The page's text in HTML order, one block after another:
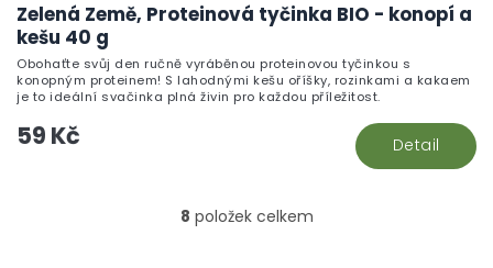
Zelená Země, Proteinová tyčinka BIO - konopí a
kešu 40 g
59 Kč Detail
Obohaťte svůj den ručně vyráběnou proteinovou tyčinkou s
konopným proteinem! S lahodnými kešu oříšky, rozinkami a kakaem
je to ideální svačinka plná živin pro každou příležitost.
O
8 položek celkem